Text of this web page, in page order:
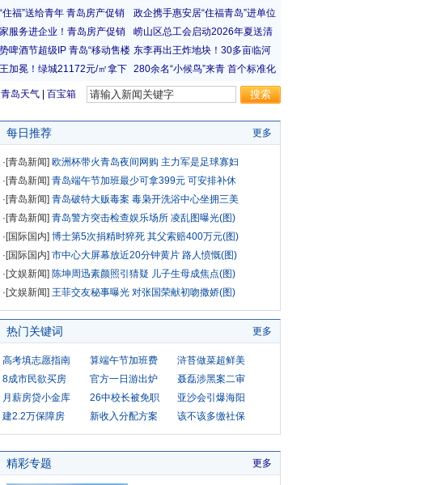
青岛天气 百宝箱
每日推荐 更多
·[青岛新闻] 欧洲杯带火青岛夜间网购 主力军是足球寡妇
·[青岛新闻] 青岛端午节加班最少可拿399元 可安排补休
·[青岛新闻] 青岛破特大贩毒案 毒枭开洗浴中心坐拥三美
·[青岛新闻] 青岛警方突击检查娱乐场所 凌乱图曝光(图)
·[国际国内] 博士第5次捐精时猝死 其父索赔400万元(图)
·[国际国内] 市中心大屏幕放近20分钟黄片 路人愤慨(图)
·[文娱新闻] 陈坤周迅素颜照引猜疑 儿子生母成焦点(图)
·[文娱新闻] 王菲交友秘事曝光 对张国荣献初吻撒娇(图)
热门关键词 更多
高考填志愿指南 算端午节加班费
浒苔做菜超鲜美
8成市民欲买房
官方一日游出炉
聂磊涉黑案二审
月薪房贷小金库
26中校长被免职
亚沙会引爆海阳
建2.2万保障房
新收入分配方案 该不该多缴社保